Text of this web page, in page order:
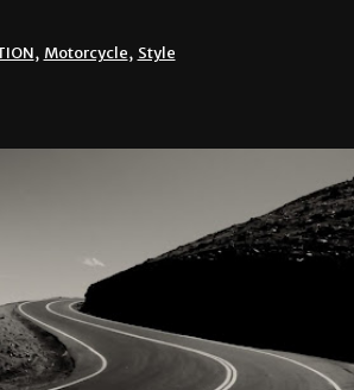
, Motorcycle, Style